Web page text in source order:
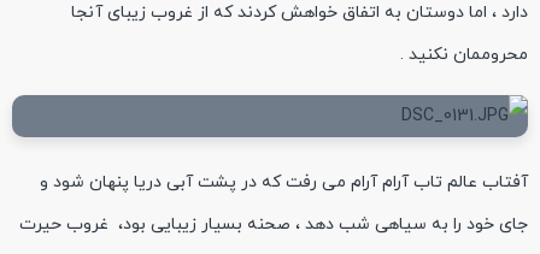
دارد ، اما دوستان به اتفاق خواهش کردند که از غروب زیبای آنجا
محروممان نکنید .
آفتاب عالم تاب آرام آرام می رفت که در پشت آبی دریا پنهان شود و
جای خود را به سیاهی شب دهد ، صحنه بسیار زیبایی بود، غروب حیرت